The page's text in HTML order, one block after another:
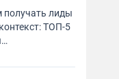
получать лиды
ТОП-5
и